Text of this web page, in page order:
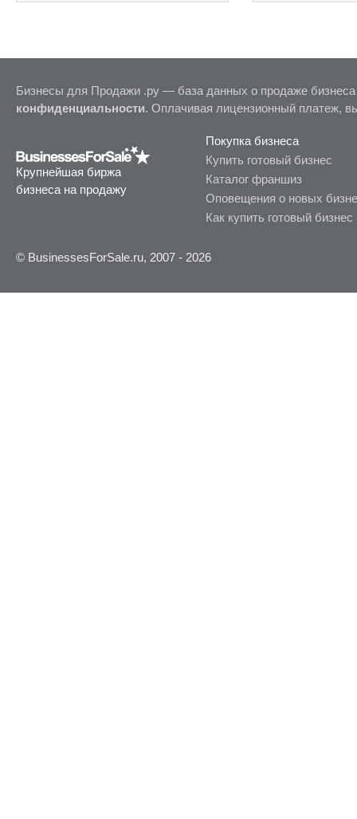
Бизнесы для Продажи .ру — база данных о продаже
конфиденциальности. Оплачивая лицензионный платеж,
Крупнейшая биржа
бизнеса на продажу
Покупка бизнеса
Купить готовый бизнес
Каталог франшиз
Оповещения о новых
Как купить готовый бизнес
© BusinessesForSale.ru, 2007 - 2026